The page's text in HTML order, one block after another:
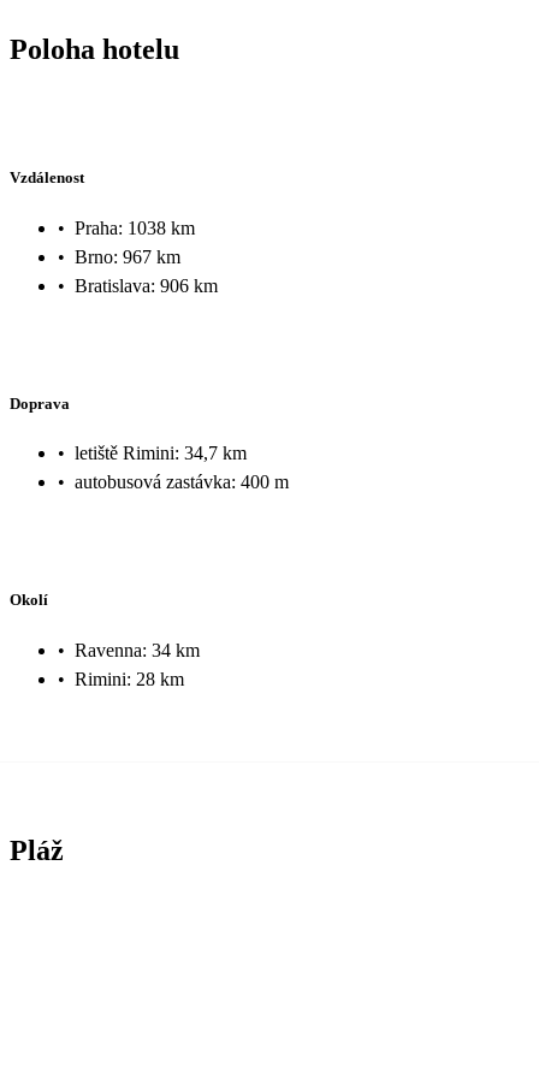
Poloha hotelu
Vzdálenost
• Praha: 1038 km
• Brno: 967 km
• Bratislava: 906 km
Doprava
• letiště Rimini: 34,7 km
• autobusová zastávka: 400 m
Okolí
• Ravenna: 34 km
• Rimini: 28 km
Pláž